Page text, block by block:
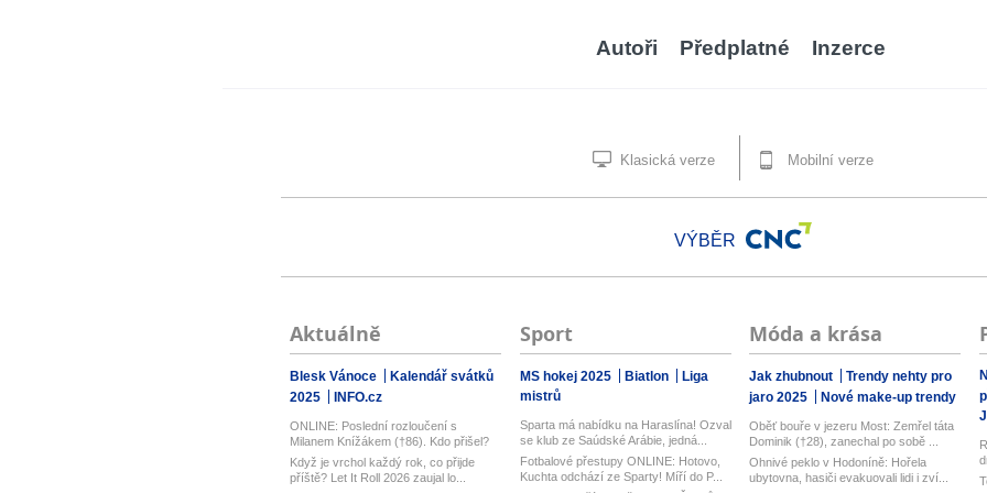
Autoři Předplatné Inzerce
Klasická verze Mobilní verze
VÝBĚR
Aktuálně
Blesk Vánoce
Kalendář svátků
2025
INFO.cz
ONLINE: Poslední rozloučení s
Milanem Knížákem (†86). Kdo přišel?
Když je vrchol každý rok, co přijde
příště? Let It Roll 2026 zaujal lo...
Sport
MS hokej 2025 Biatlon
Liga
mistrů
Sparta má nabídku na Haraslína! Ozval
se klub ze Saúdské Arábie, jedná...
Fotbalové přestupy ONLINE: Hotovo,
Kuchta odchází ze Sparty! Míří do P...
Móda a krása
Jak zhubnout
Trendy nehty pro
jaro 2025
Nové make-up trendy
Oběť bouře v jezeru Most: Zemřel táta
Dominik (†28), zanechal po sobě ...
Ohnivé peklo v Hodoníně: Hořela
ubytovna, hasiči evakuovali lidi i zví...